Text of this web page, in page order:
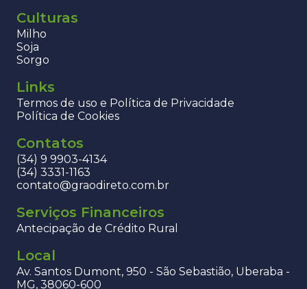
Culturas
Milho
Soja
Sorgo
Links
Termos de uso e Política de Privacidade
Política de Cookies
Contatos
(34) 9 9903-4134
(34) 3331-1163
contato@graodireto.com.br
Serviços Financeiros
Antecipação de Crédito Rural
Local
Av. Santos Dumont, 950 - São Sebastião, Uberaba -
MG, 38060-600